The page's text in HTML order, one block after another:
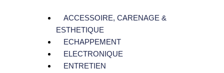
ACCESSOIRE, CARENAGE &
ESTHETIQUE
ECHAPPEMENT
ELECTRONIQUE
ENTRETIEN